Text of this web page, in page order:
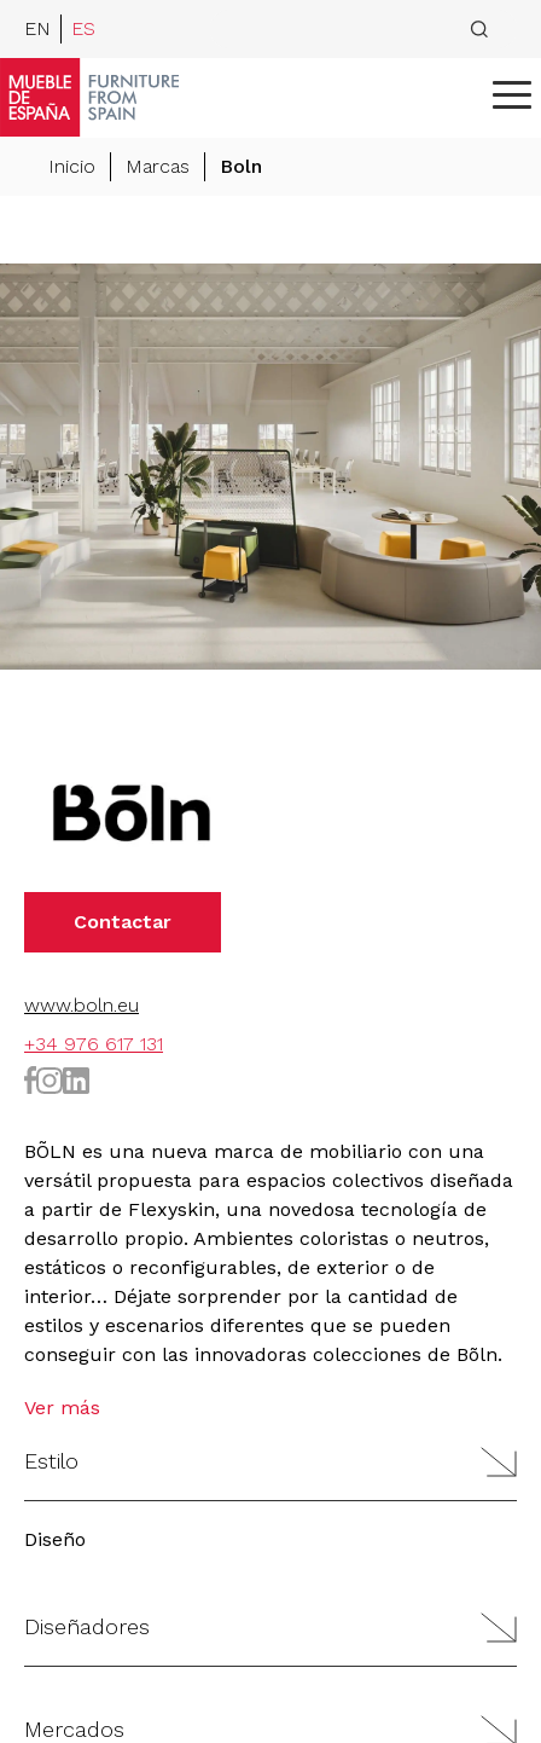
EN ES
Inicio Marcas Boln
Contactar
www.boln.eu
+34 976 617 131
BÕLN es una nueva marca de mobiliario con una
versátil propuesta para espacios colectivos diseñada
a partir de Flexyskin, una novedosa tecnología de
desarrollo propio. Ambientes coloristas o neutros,
estáticos o reconfigurables, de exterior o de
interior… Déjate sorprender por la cantidad de
estilos y escenarios diferentes que se pueden
conseguir con las innovadoras colecciones de Bõln.
Ver más
Estilo
Diseño
Diseñadores
Mercados